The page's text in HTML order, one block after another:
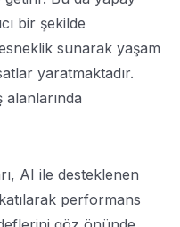
bir şekilde
sunarak yaşam
yaratmaktadır.
alanlarında
AI ile desteklenen
performans